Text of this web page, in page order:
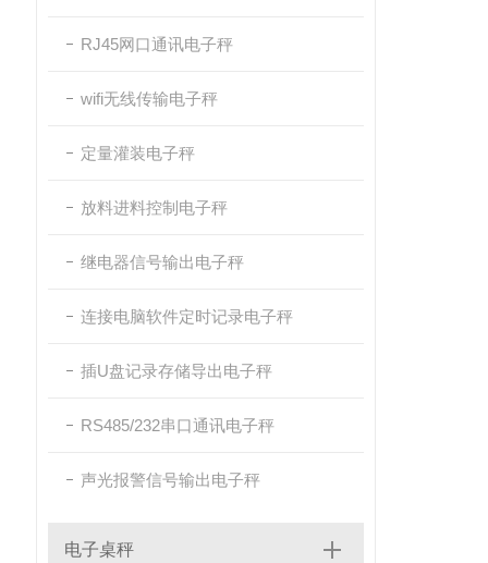
RJ45网口通讯电子秤
wifi无线传输电子秤
定量灌装电子秤
放料进料控制电子秤
继电器信号输出电子秤
连接电脑软件定时记录电子秤
插U盘记录存储导出电子秤
RS485/232串口通讯电子秤
声光报警信号输出电子秤
电子桌秤